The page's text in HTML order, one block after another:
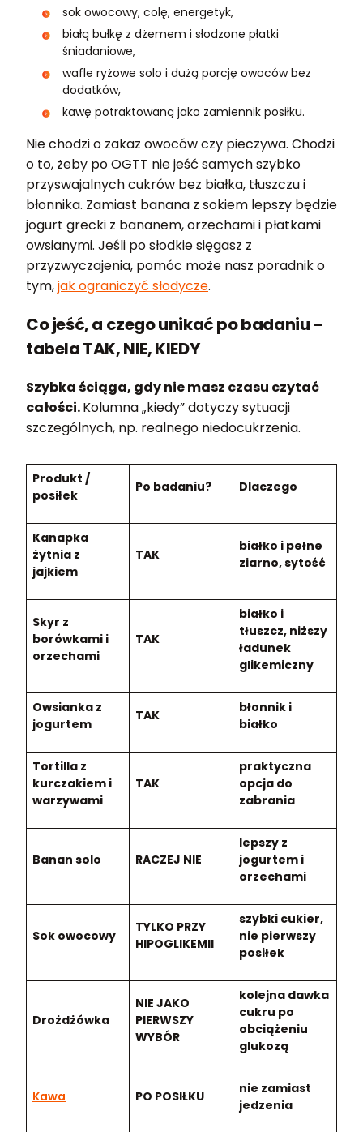
sok owocowy, colę, energetyk,
białą bułkę z dżemem i słodzone płatki
śniadaniowe,
wafle ryżowe solo i dużą porcję owoców bez
dodatków,
kawę potraktowaną jako zamiennik posiłku.
Nie chodzi o zakaz owoców czy pieczywa. Chodzi
o to, żeby po OGTT nie jeść samych szybko
przyswajalnych cukrów bez białka, tłuszczu i
błonnika. Zamiast banana z sokiem lepszy będzie
jogurt grecki z bananem, orzechami i płatkami
owsianymi. Jeśli po słodkie sięgasz z
przyzwyczajenia, pomóc może nasz poradnik o
tym,jak ograniczyć słodycze.
Co jeść, a czego unikać po badaniu –
tabela TAK, NIE, KIEDY
Szybka ściąga, gdy nie masz czasu czytać
całości.Kolumna „kiedy” dotyczy sytuacji
szczególnych, np. realnego niedocukrzenia.
Produkt /
posiłek
Po badaniu? Dlaczego
Kanapka
żytnia z
jajkiem
TAK
białko i pełne
ziarno, sytość
Skyr z
borówkami i
orzechami
TAK
białko i
tłuszcz, niższy
ładunek
glikemiczny
Owsianka z
jogurtem
TAK
błonnik i
białko
Tortilla z
kurczakiem i
warzywami
TAK
praktyczna
opcja do
zabrania
Banan solo RACZEJ NIE
lepszy z
jogurtem i
orzechami
Sok owocowy
TYLKO PRZY
HIPOGLIKEMII
szybki cukier,
nie pierwszy
posiłek
Drożdżówka
NIE JAKO
PIERWSZY
WYBÓR
kolejna dawka
cukru po
obciążeniu
glukozą
Kawa PO POSIŁKU
nie zamiast
jedzenia